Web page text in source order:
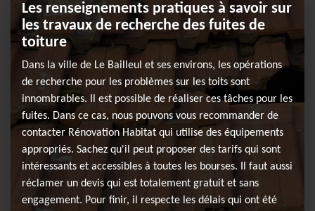
Les renseignements pratiques à savoir sur
les travaux de recherche des fuites de
toiture
Dans la ville de Le Bailleul et ses environs, les opérations
de recherche pour les problèmes sur les toits sont
innombrables. Il est possible de réaliser ces tâches pour les
fuites. Dans ce cas, nous pouvons vous recommander de
contacter Rénovation Habitat qui utilise des équipements
appropriés. Sachez qu'il peut proposer des tarifs qui sont
intéressants et accessibles à toutes les bourses. Il faut aussi
réclamer un devis qui est totalement gratuit et sans
engagement. Pour finir, il respecte les délais qui ont été